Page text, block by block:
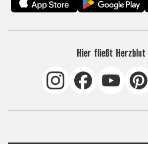
Hier fließt Herzblut